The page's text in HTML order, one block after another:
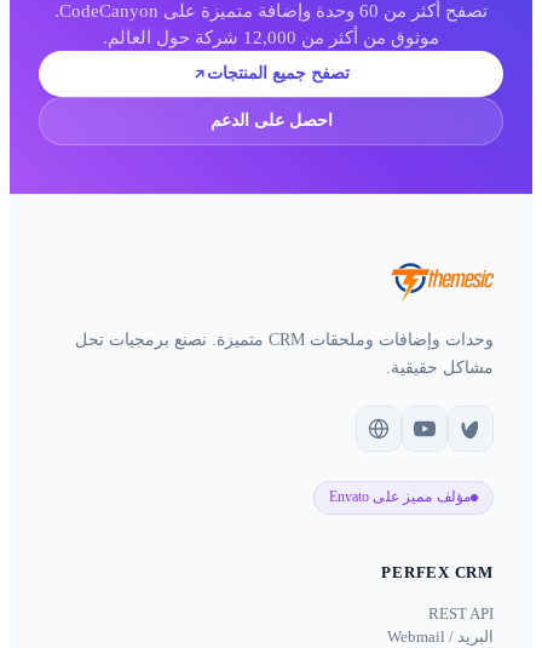
تصفح أكثر من 60 وحدة وإضافة متميزة على CodeCanyon.
موثوق من أكثر من 12,000 شركة حول العالم.
تصفح جميع المنتجات
احصل على الدعم
وحدات وإضافات وملحقات CRM متميزة. نصنع برمجيات تحل
مشاكل حقيقية.
مؤلف مميز على Envato
PERFEX CRM
REST API
البريد / Webmail